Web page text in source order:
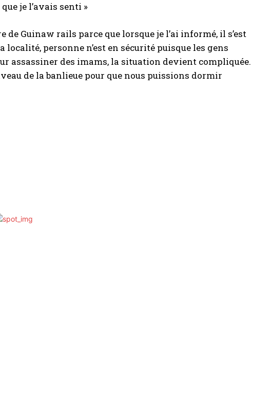
je l’avais senti »
Guinaw rails parce que lorsque je l’ai informé, il s’est
personne n’est en sécurité puisque les gens
assassiner des imams, la situation devient compliquée.
de la banlieue pour que nous puissions dormir